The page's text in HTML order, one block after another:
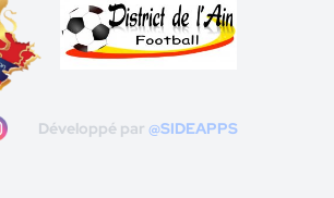
Développé par @SIDEAPPS